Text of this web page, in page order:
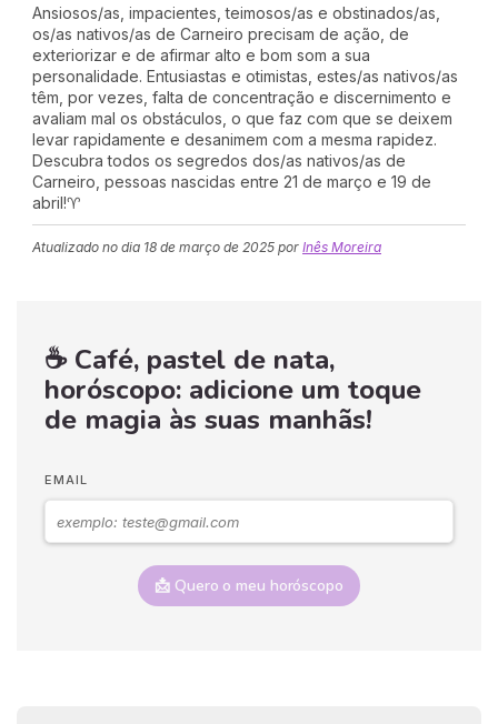
Ansiosos/as, impacientes, teimosos/as e obstinados/as,
os/as nativos/as de Carneiro precisam de ação, de
exteriorizar e de afirmar alto e bom som a sua
personalidade. Entusiastas e otimistas, estes/as nativos/as
têm, por vezes, falta de concentração e discernimento e
avaliam mal os obstáculos, o que faz com que se deixem
levar rapidamente e desanimem com a mesma rapidez.
Descubra todos os segredos dos/as nativos/as de
Carneiro, pessoas nascidas entre 21 de março e 19 de
abril!♈
Atualizado no dia 18 de março de 2025 por Inês Moreira
☕ Café, pastel de nata,
horóscopo: adicione um toque
de magia às suas manhãs!
EMAIL
📩 Quero o meu horóscopo